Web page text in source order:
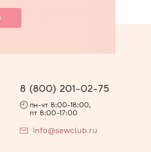
8 (800) 201-02-75
пн-чт 8:00-18:00,
пт 8:00-17:00
info@sewclub.ru